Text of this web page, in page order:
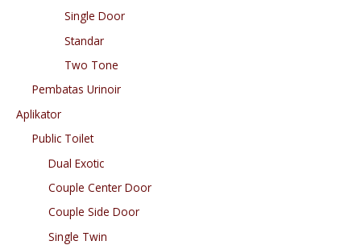
Single Door
Standar
Two Tone
Pembatas Urinoir
Aplikator
Public Toilet
Dual Exotic
Couple Center Door
Couple Side Door
Single Twin